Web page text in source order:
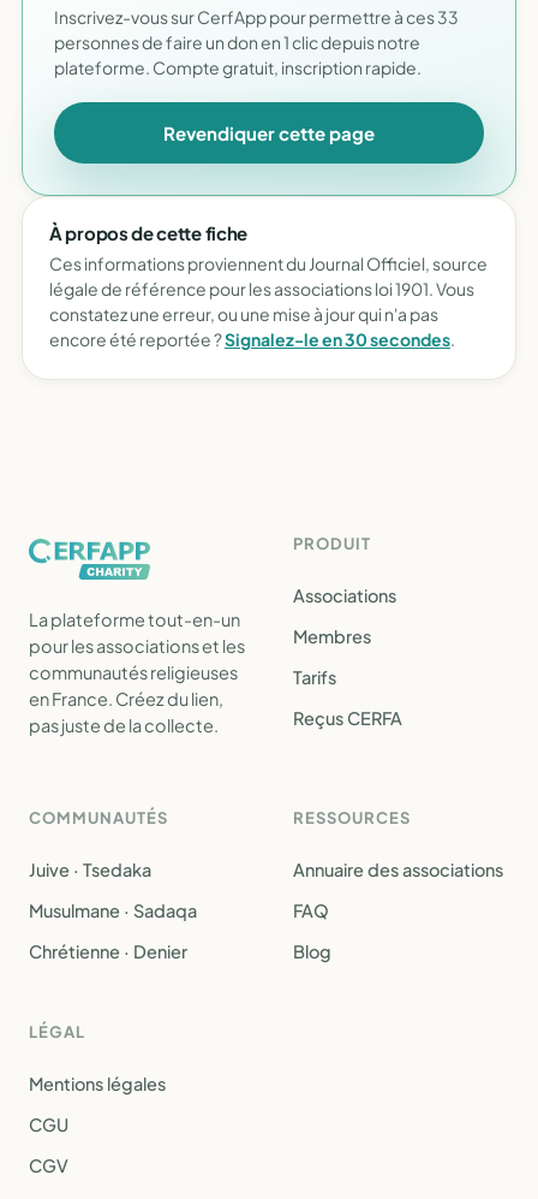
Inscrivez-vous sur CerfApp pour permettre à ces 33
personnes de faire un don en 1 clic depuis notre
plateforme. Compte gratuit, inscription rapide.
Revendiquer cette page
À propos de cette fiche
Ces informations proviennent du Journal Officiel, source
légale de référence pour les associations loi 1901. Vous
constatez une erreur, ou une mise à jour qui n'a pas
encore été reportée ?Signalez-le en 30 secondes.
La plateforme tout-en-un
pour les associations et les
communautés religieuses
en France. Créez du lien,
pas juste de la collecte.
PRODUIT
Associations
Membres
Tarifs
Reçus CERFA
COMMUNAUTÉS
Juive · Tsedaka
Musulmane · Sadaqa
Chrétienne · Denier
RESSOURCES
Annuaire des associations
FAQ
Blog
LÉGAL
Mentions légales
CGU
CGV